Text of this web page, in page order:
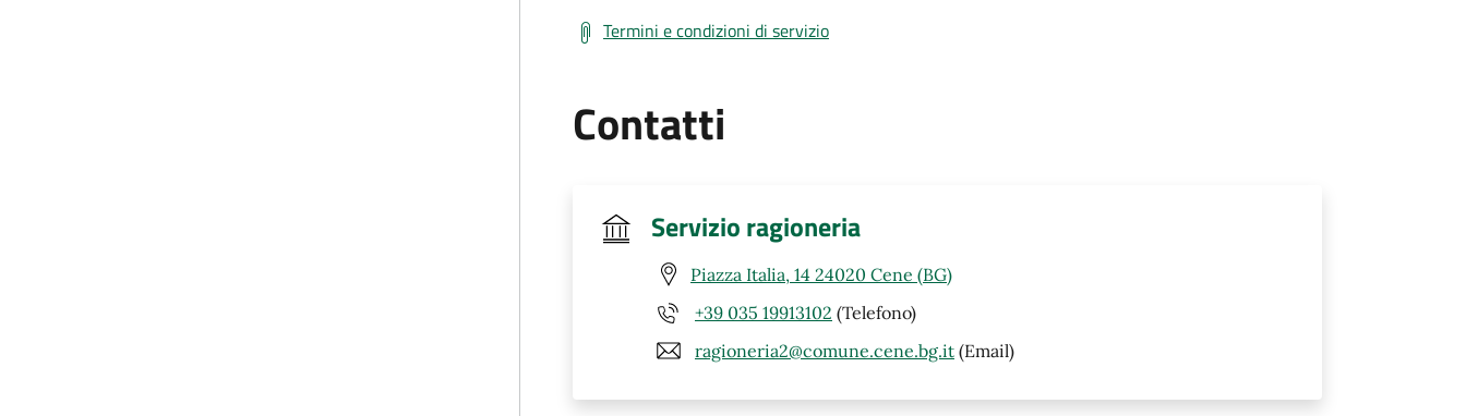
Termini e condizioni di servizio
Contatti
Servizio ragioneria
Piazza Italia, 14 24020 Cene (BG)
+39 035 19913102 (Telefono)
ragioneria2@comune.cene.bg.it (Email)